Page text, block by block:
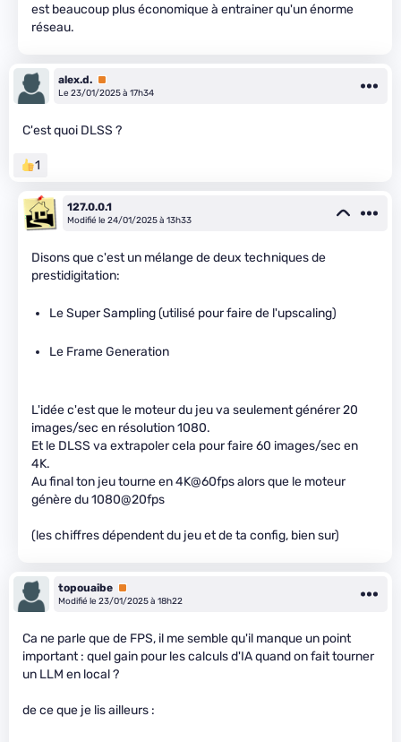
est beaucoup plus économique à entrainer qu'un énorme
réseau.
alex.d. Premium
Le 23/01/2025 à 17h34
C'est quoi DLSS ?
1
127.0.0.1
Modifié le 24/01/2025 à 13h33
Disons que c'est un mélange de deux techniques de
prestidigitation:
Le Super Sampling (utilisé pour faire de l'upscaling)
Le Frame Generation
L'idée c'est que le moteur du jeu va seulement générer 20
images/sec en résolution 1080.
Et le DLSS va extrapoler cela pour faire 60 images/sec en
4K.
Au final ton jeu tourne en 4K@60fps alors que le moteur
génère du 1080@20fps
(les chiffres dépendent du jeu et de ta config, bien sur)
topouaibe Premium
Modifié le 23/01/2025 à 18h22
Ca ne parle que de FPS, il me semble qu'il manque un point
important : quel gain pour les calculs d'IA quand on fait tourner
un LLM en local ?
de ce que je lis ailleurs :